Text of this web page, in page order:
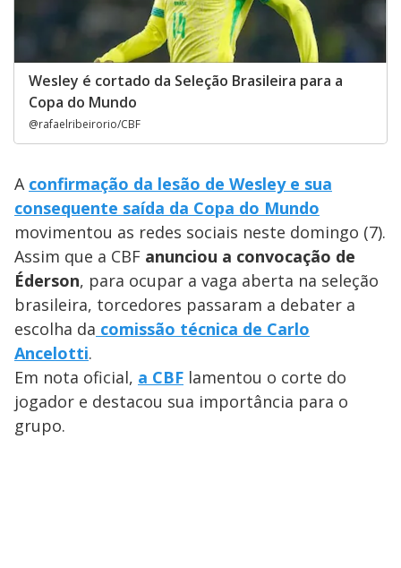
Wesley é cortado da Seleção Brasileira para a
Copa do Mundo
@rafaelribeirorio/CBF
A confirmação da lesão de Wesley e sua
consequente saída da Copa do Mundo
movimentou as redes sociais neste domingo (7).
Assim que a CBF anunciou a convocação de
Éderson, para ocupar a vaga aberta na seleção
brasileira, torcedores passaram a debater a
escolha da comissão técnica de Carlo
Ancelotti.
Em nota oficial, a CBF lamentou o corte do
jogador e destacou sua importância para o
grupo.